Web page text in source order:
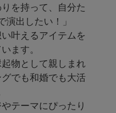
を持って、自分た
演出したい！」
叶えるアイテムを
ます。
起物として親しまれ
でも和婚でも大活
テーマにぴったり